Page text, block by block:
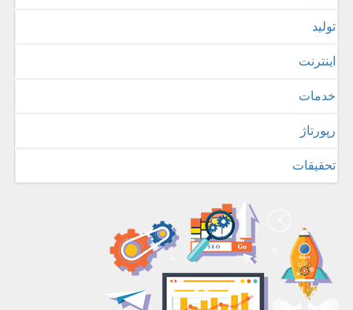
تولید
اینترنت
خدمات
رپورتاژ
تحقیقات